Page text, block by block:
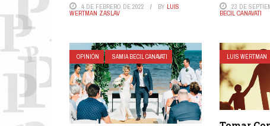
4 DE FEBRERO DE 2022 BY LUIS
WERTMAN ZASLAV
23 DE
BECIL CANAVATI
OPINIÓN SAMIA BECIL CANAVATI LUIS WERTMAN